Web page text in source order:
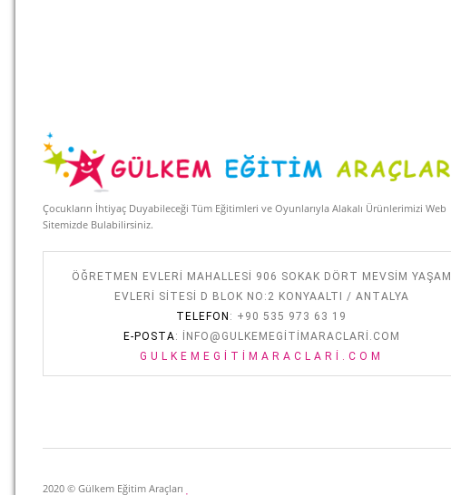
Çocukların İhtiyaç Duyabileceği Tüm Eğitimleri ve Oyunlarıyla Alakalı Ürünlerimizi Web
Sitemizde Bulabilirsiniz.
ÖĞRETMEN EVLERI MAHALLESI 906 SOKAK DÖRT MEVSIM YAŞAM
EVLERI SITESI D BLOK NO:2 KONYAALTI / ANTALYA
TELEFON : +90 535 973 63 19
E-POSTA: INFO@GULKEMEGITIMARACLARI.COM
GULKEMEGITIMARACLARI.COM
2020 © Gülkem Eğitim Araçları